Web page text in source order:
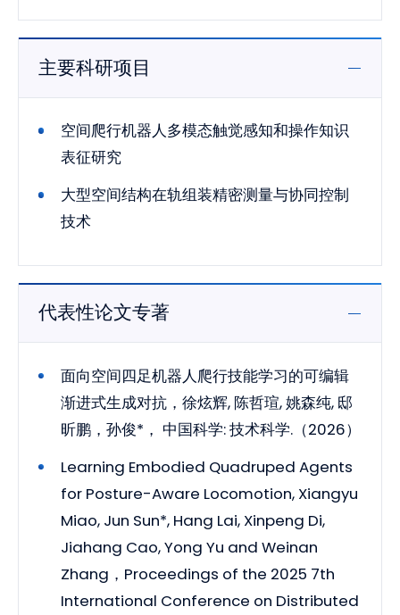
主要科研项目
空间爬行机器人多模态触觉感知和操作知识
表征研究
大型空间结构在轨组装精密测量与协同控制
技术
代表性论文专著
面向空间四足机器人爬行技能学习的可编辑
渐进式生成对抗，徐炫辉, 陈哲瑄, 姚森纯, 邸
昕鹏，孙俊*， 中国科学: 技术科学.（2026）
Learning Embodied Quadruped Agents
for Posture-Aware Locomotion, Xiangyu
Miao, Jun Sun*, Hang Lai, Xinpeng Di,
Jiahang Cao, Yong Yu and Weinan
Zhang，Proceedings of the 2025 7th
International Conference on Distributed